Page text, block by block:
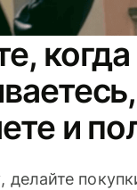
когда
и
делайте